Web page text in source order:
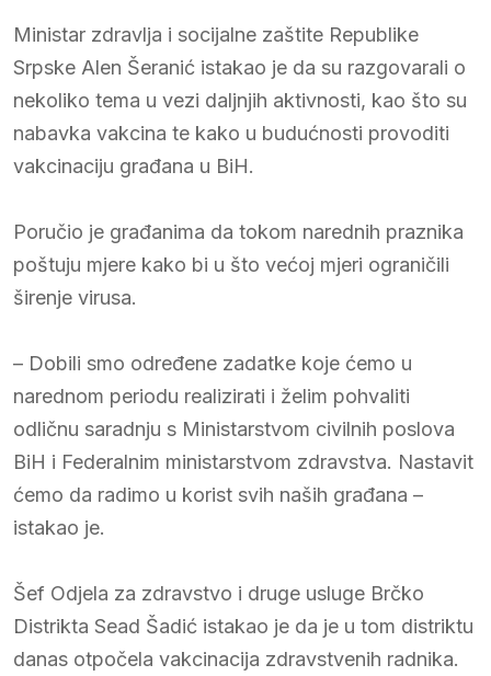
Ministar zdravlja i socijalne zaštite Republike
Srpske Alen Šeranić istakao je da su razgovarali o
nekoliko tema u vezi daljnjih aktivnosti, kao što su
nabavka vakcina te kako u budućnosti provoditi
vakcinaciju građana u BiH.
Poručio je građanima da tokom narednih praznika
poštuju mjere kako bi u što većoj mjeri ograničili
širenje virusa.
– Dobili smo određene zadatke koje ćemo u
narednom periodu realizirati i želim pohvaliti
odličnu saradnju s Ministarstvom civilnih poslova
BiH i Federalnim ministarstvom zdravstva. Nastavit
ćemo da radimo u korist svih naših građana –
istakao je.
Šef Odjela za zdravstvo i druge usluge Brčko
Distrikta Sead Šadić istakao je da je u tom distriktu
danas otpočela vakcinacija zdravstvenih radnika.